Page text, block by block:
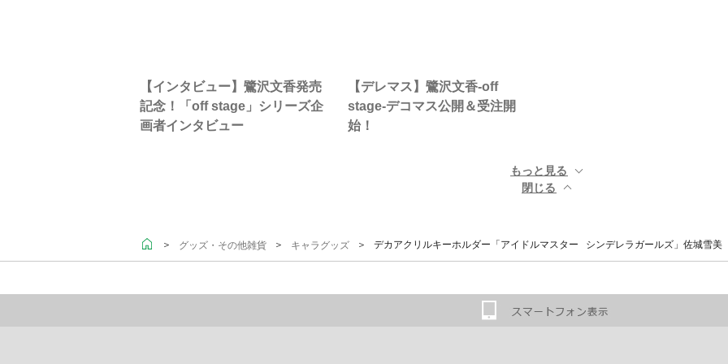
【インタビュー】鷺沢文香発売
記念！「off stage」シリーズ企
画者インタビュー
【デレマス】鷺沢文香-off
stage-デコマス公開＆受注開
始！
もっと見る ▼
閉じる ▲
＞ グッズ・その他雑貨 ＞ キャラグッズ ＞ デカアクリルキーホルダー「アイドルマスター シンデレラガールズ」佐城雪美